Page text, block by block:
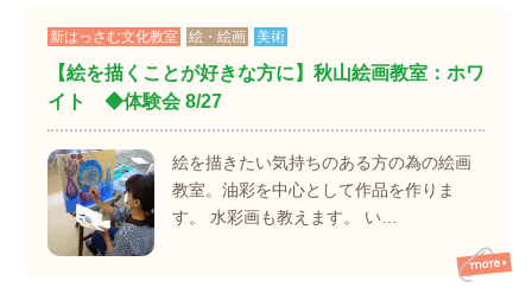
新はっさむ文化教室 絵・絵画 美術
【絵を描くことが好きな方に】秋山絵画教室：ホワ
イト ◆体験会 8/27
絵を描きたい気持ちのある方の為の絵画
教室。油彩を中心として作品を作りま
す。 水彩画も教えます。 い…